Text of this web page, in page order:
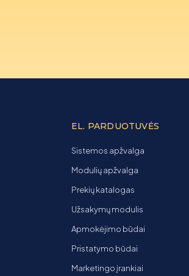
EL. PARDUOTUVĖS
Sistemos apžvalga
Modulių apžvalga
Prekių katalogas
Užsakymų modulis
Apmokėjimo būdai
Pristatymo būdai
Marketingo įrankiai